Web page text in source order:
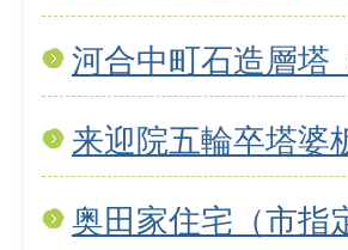
河合中町石造層塔
来迎院五輪卒塔婆
奥田家住宅（市指